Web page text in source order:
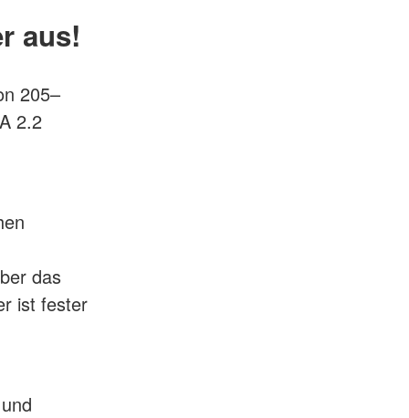
aus!
205–
2.2
das
ist fester